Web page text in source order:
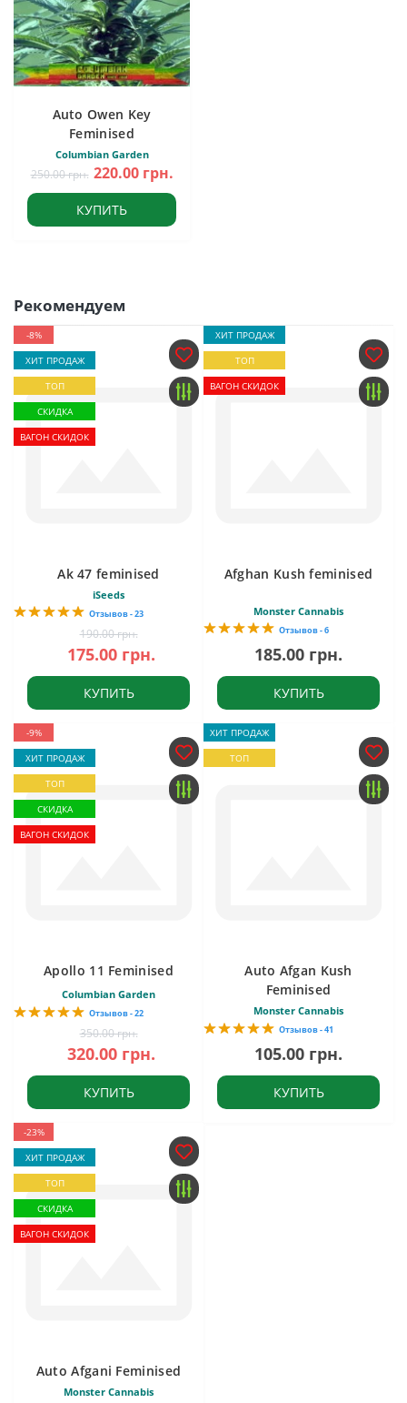
Auto Owen Key
Feminised
Columbian Garden
250.00 грн. 220.00 грн.
КУПИТЬ
Рекомендуем
-8%
ХИТ ПРОДАЖ
ТОП
СКИДКА
ВАГОН СКИДОК
Ak 47 feminised
iSeeds
Отзывов - 23
190.00 грн.
175.00 грн.
КУПИТЬ
ХИТ ПРОДАЖ
ТОП
ВАГОН СКИДОК
Afghan Kush feminised
Monster Cannabis
Отзывов - 6
185.00 грн.
КУПИТЬ
-9%
ХИТ ПРОДАЖ
ТОП
СКИДКА
ВАГОН СКИДОК
Apollo 11 Feminised
Columbian Garden
Отзывов - 22
350.00 грн.
320.00 грн.
КУПИТЬ
ХИТ ПРОДАЖ
ТОП
Auto Afgan Kush
Feminised
Monster Cannabis
Отзывов - 41
105.00 грн.
КУПИТЬ
-23%
ХИТ ПРОДАЖ
ТОП
СКИДКА
ВАГОН СКИДОК
Auto Afgani Feminised
Monster Cannabis